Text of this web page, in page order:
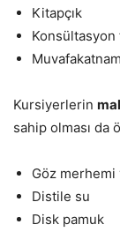
Kitapçık
Konsültasyon
Kursiyerlerin
sahip olması da
Göz merhemi
Distile su
Disk pamuk